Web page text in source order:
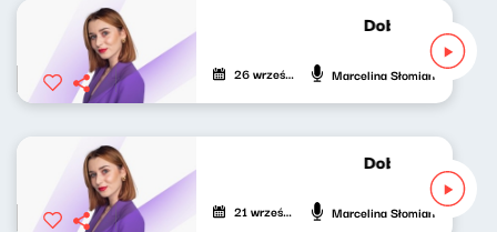
Dobrze
26 września 2025 Marcelina Słomian
Dobrze
21 września 2025 Marcelina Słomian